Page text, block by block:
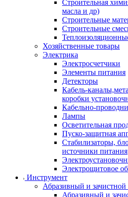
Строительная
масла и др)
Строительные
Строительные
Хозяйственные товары
Электрика
Электросчетчики
Элементы питания
Детекторы
Кабель-
коробки
Кабельно-
Лампы
Осветительная
Пуско-защитная
Стабилизаторы,
источники питания
Электрощитовое
Инструмент
Абразивный и
Абразивный и